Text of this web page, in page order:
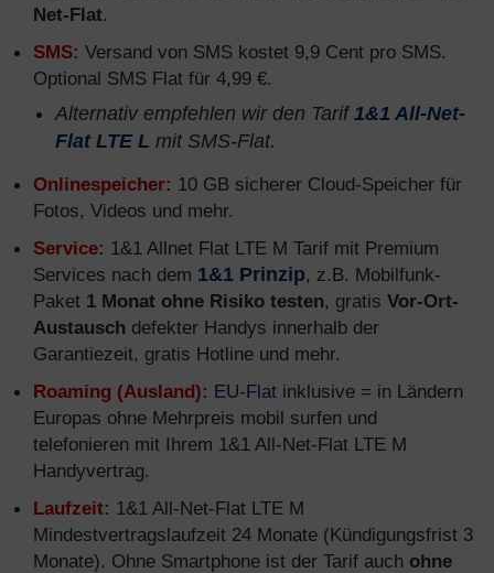
Net-Flat.
SMS: Versand von SMS kostet 9,9 Cent pro SMS.
Optional SMS Flat für 4,99 €.
Alternativ empfehlen wir den Tarif1&1 All-Net-
Flat LTE L mit SMS-Flat.
Onlinespeicher: 10 GB sicherer Cloud-Speicher für
Fotos, Videos und mehr.
Service: 1&1 Allnet Flat LTE M Tarif mit Premium
Services nach dem 1&1 Prinzip, z.B. Mobilfunk-
Paket 1 Monat ohne Risiko testen, gratis Vor-Ort-
Austausch defekter Handys innerhalb der
Garantiezeit, gratis Hotline und mehr.
Roaming (Ausland): EU-Flat inklusive = in Ländern
Europas ohne Mehrpreis mobil surfen und
telefonieren mit Ihrem 1&1 All-Net-Flat LTE M
Handyvertrag.
Laufzeit: 1&1 All-Net-Flat LTE M
Mindestvertragslaufzeit 24 Monate (Kündigungsfrist 3
Monate). Ohne Smartphone ist der Tarif auch ohne